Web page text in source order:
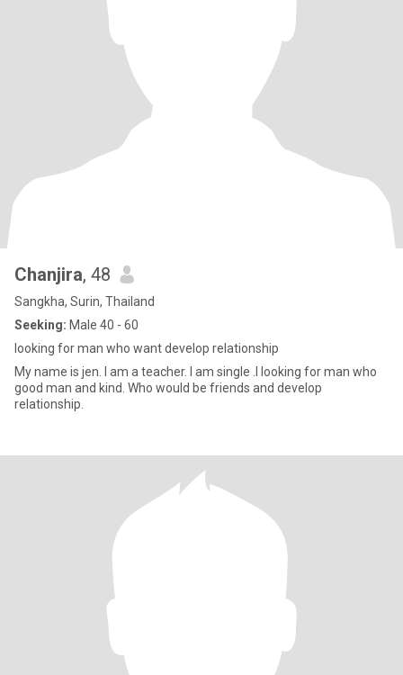
Chanjira, 48
Sangkha, Surin, Thailand
Seeking: Male 40 - 60
looking for man who want develop relationship
My name is jen. I am a teacher. I am single .I looking for man who
good man and kind. Who would be friends and develop
relationship.